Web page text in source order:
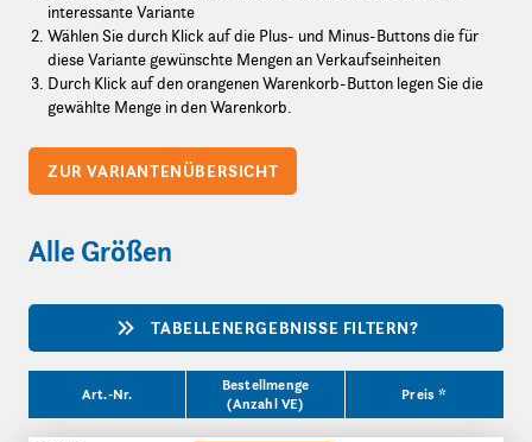
interessante Variante
Wählen Sie durch Klick auf die Plus- und Minus-Buttons die für
diese Variante gewünschte Mengen an Verkaufseinheiten
Durch Klick auf den orangenen Warenkorb-Button legen Sie die
gewählte Menge in den Warenkorb.
ZUR VARIANTENÜBERSICHT
Alle Größen
TABELLENERGEBNISSE FILTERN?
Art.-Nr.
Bestellmenge
(Anzahl VE)
Preis *